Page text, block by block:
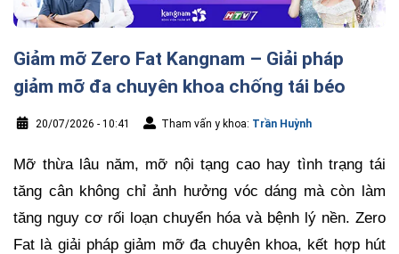
Giảm mỡ Zero Fat Kangnam – Giải pháp
giảm mỡ đa chuyên khoa chống tái béo
20/07/2026 - 10:41 Tham vấn y khoa: Trần Huỳnh
Mỡ thừa lâu năm, mỡ nội tạng cao hay tình trạng tái
tăng cân không chỉ ảnh hưởng vóc dáng mà còn làm
tăng nguy cơ rối loạn chuyển hóa và bệnh lý nền. Zero
Fat là giải pháp giảm mỡ đa chuyên khoa, kết hợp hút